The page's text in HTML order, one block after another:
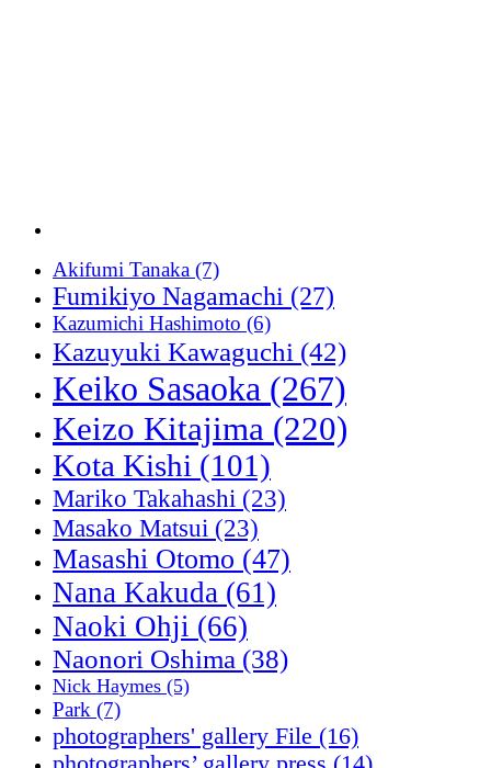
Akifumi Tanaka (7)
Fumikiyo Nagamachi (27)
Kazumichi Hashimoto (6)
Kazuyuki Kawaguchi (42)
Keiko Sasaoka (267)
Keizo Kitajima (220)
Kota Kishi (101)
Mariko Takahashi (23)
Masako Matsui (23)
Masashi Otomo (47)
Nana Kakuda (61)
Naoki Ohji (66)
Naonori Oshima (38)
Nick Haymes (5)
Park (7)
photographers' gallery File (16)